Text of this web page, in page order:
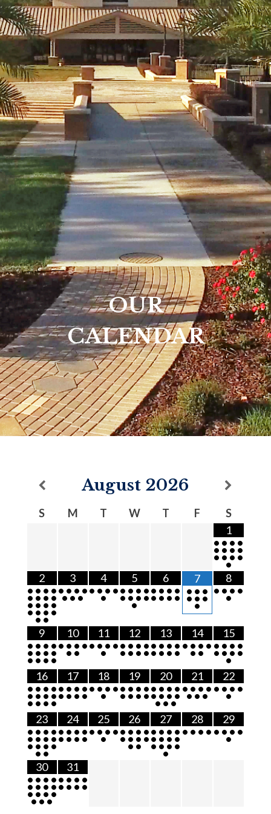
OUR
CALENDAR
August 2026
S M T W T F
S
1
• • • •
• • • •
• • • •
•
2
• • • •
• • • •
• • • •
• • • •
• •
3
• • • •
•••
4
• • • •
•
5
• • • •
• • • •
•
6
• • • •
• • • •
7
• • •
• • •
•
8
• • • •
•
9
• • • •
• • • •
• • • •
10
• • • •
• •
11
• • • •
•
12
• • • •
• • • •
13
• • • •
• • • •
14
• • • •
• •
15
• • • •
• • • •
•
16
• • • •
• • • •
• • • •
17
• • • •
• • • •
18
• • • •
•
19
• • • •
• • • •
20
• • • •
• • • •
•••
21
• • • •
•••
22
• • • •
•
23
• • • •
• • • •
• • • •
• •
24
• • • •
• • • •
25
• • • •
•
26
• • • •
• • • •
• •
27
• • • •
• • • •
• • • •
•
28
• • • •
29
• • • •
•
30
• • • •
• • • •
• • • •
•••
31
• • • •
• • • •